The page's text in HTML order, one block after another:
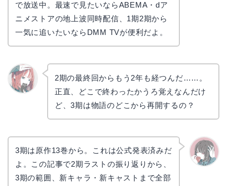
で放送中。最速で見たいならABEMA・dア
ニメストアの地上波同時配信、1期2期から
一気に追いたいならDMM TVが便利だよ。
2期の最終回からもう2年も経つんだ……。
正直、どこで終わったかうろ覚えなんだけ
ど、3期は物語のどこから再開するの？
3期は原作13巻から。これは公式発表済みだ
よ。この記事で2期ラストの振り返りから、
3期の範囲、新キャラ・新キャストまで全部